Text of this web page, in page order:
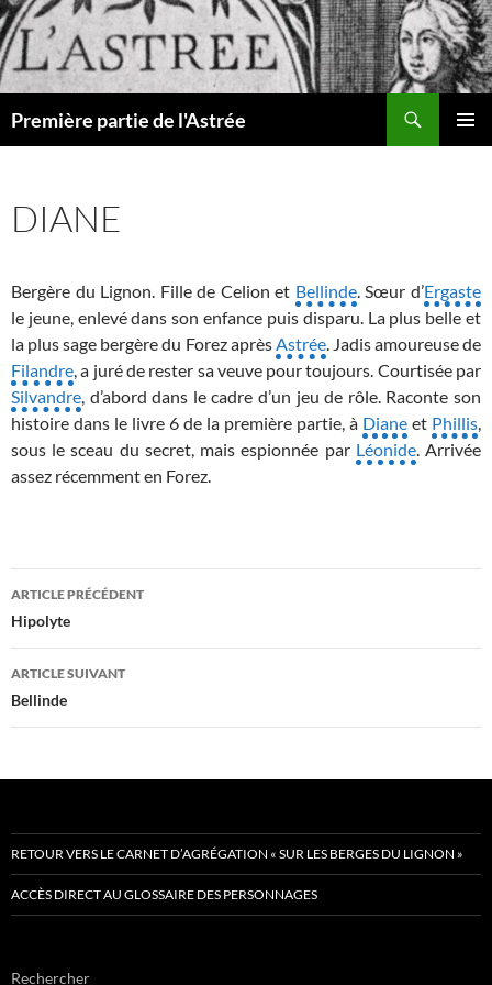
Première partie de l'Astrée
DIANE
Bergère du Lignon. Fille de Celion et Bellinde. Sœur d’Ergaste
le jeune, enlevé dans son enfance puis disparu. La plus belle et
la plus sage bergère du Forez après Astrée. Jadis amoureuse de
Filandre , a juré de rester sa veuve pour toujours. Courtisée par
Silvandre , d’abord dans le cadre d’un jeu de rôle. Raconte son
histoire dans le livre 6 de la première partie, à Diane et Phillis
sous le sceau du secret, mais espionnée par Léonide. Arrivée
assez récemment en Forez.
Navigation
des
articles
ARTICLE PRÉCÉDENT
Hipolyte
ARTICLE SUIVANT
Bellinde
RETOUR VERS LE CARNET D’AGRÉGATION « SUR LES BERGES DU LIGNON »
ACCÈS DIRECT AU GLOSSAIRE DES PERSONNAGES
Rechercher